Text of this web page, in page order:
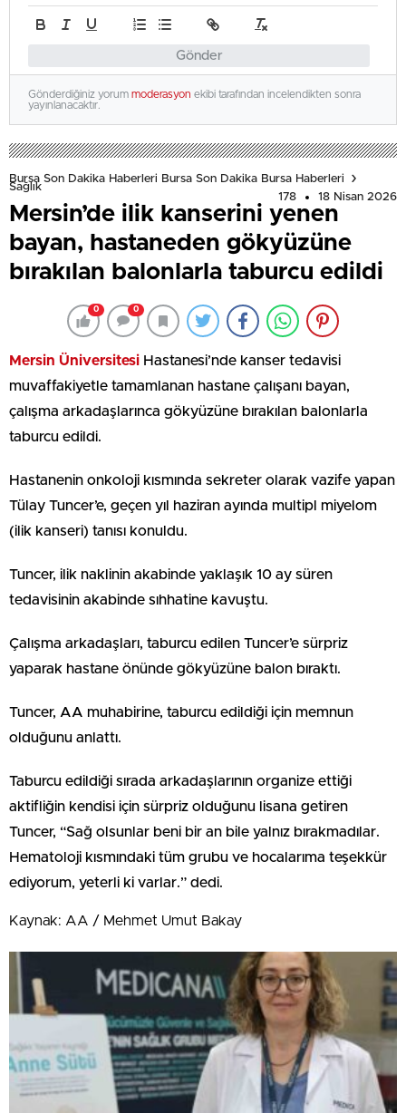
Gönder
Gönderdiğiniz yorum moderasyon ekibi tarafından incelendikten sonra
yayınlanacaktır.
Bursa Son Dakika Haberleri Bursa Son Dakika Bursa Haberleri
Sağlık
178
18 Nisan 2026
Mersin’de ilik kanserini yenen
bayan, hastaneden gökyüzüne
bırakılan balonlarla taburcu edildi
0 0
Mersin Üniversitesi Hastanesi’nde kanser tedavisi
muvaffakiyetle tamamlanan hastane çalışanı bayan,
çalışma arkadaşlarınca gökyüzüne bırakılan balonlarla
taburcu edildi.
Hastanenin onkoloji kısmında sekreter olarak vazife yapan
Tülay Tuncer’e, geçen yıl haziran ayında multipl miyelom
(ilik kanseri) tanısı konuldu.
Tuncer, ilik naklinin akabinde yaklaşık 10 ay süren
tedavisinin akabinde sıhhatine kavuştu.
Çalışma arkadaşları, taburcu edilen Tuncer’e sürpriz
yaparak hastane önünde gökyüzüne balon bıraktı.
Tuncer, AA muhabirine, taburcu edildiği için memnun
olduğunu anlattı.
Taburcu edildiği sırada arkadaşlarının organize ettiği
aktifliğin kendisi için sürpriz olduğunu lisana getiren
Tuncer, “Sağ olsunlar beni bir an bile yalnız bırakmadılar.
Hematoloji kısmındaki tüm grubu ve hocalarıma teşekkür
ediyorum, yeterli ki varlar.” dedi.
Kaynak: AA / Mehmet Umut Bakay